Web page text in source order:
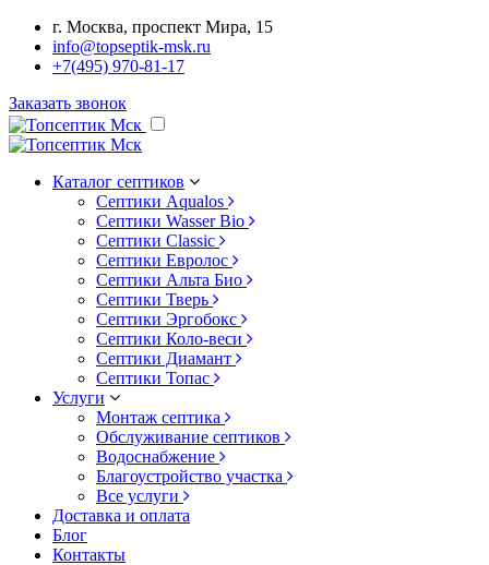
г. Москва, проспект Мира, 15
info@topseptik-msk.ru
+7(495) 970-81-17
Заказать звонок
Каталог септиков
Септики Aqualos
Септики Wasser Bio
Септики Classic
Септики Евролос
Септики Альта Био
Септики Тверь
Септики Эргобокс
Септики Коло-веси
Септики Диамант
Септики Топас
Услуги
Монтаж септика
Обслуживание септиков
Водоснабжение
Благоустройство участка
Все услуги
Доставка и оплата
Блог
Контакты